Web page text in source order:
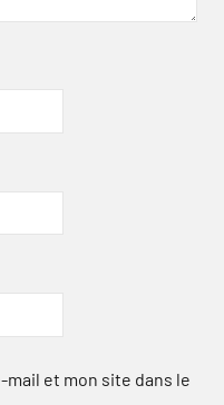
et mon site dans le